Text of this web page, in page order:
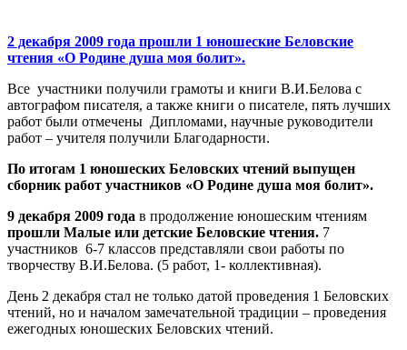
2 декабря 2009 года прошли 1 юношеские Беловские
чтения «О Родине душа моя болит».
Все участники получили грамоты и книги В.И.Белова с
автографом писателя, а также книги о писателе, пять лучших
работ были отмечены Дипломами, научные руководители
работ – учителя получили Благодарности.
По итогам 1 юношеских Беловских чтений выпущен
сборник работ участников «О Родине душа моя болит».
9 декабря 2009 года в продолжение юношеским чтениям
прошли Малые или детские Беловские чтения. 7
участников 6-7 классов представляли свои работы по
творчеству В.И.Белова. (5 работ, 1- коллективная).
День 2 декабря стал не только датой проведения 1 Беловских
чтений, но и началом замечательной традиции – проведения
ежегодных юношеских Беловских чтений.